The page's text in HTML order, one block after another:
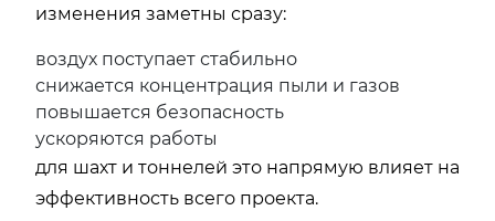
изменения заметны сразу:
воздух поступает стабильно
снижается концентрация пыли и газов
повышается безопасность
ускоряются работы
для шахт и тоннелей это напрямую влияет на
эффективность всего проекта.